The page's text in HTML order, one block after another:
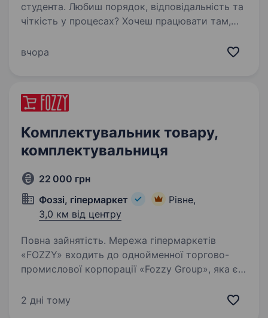
студента. Любиш порядок, відповідальність та
чіткість у процесах? Хочеш працювати там,
Ми пропонуємо: стабільну роботу в компанії
вчора
Комплектувальник товару,
комплектувальниця
22 000 грн
Фоззі, гіпермаркет
Рівне,
3,0 км від центру
Повна зайнятість. Мережа гіпермаркетів
«FOZZY» входить до однойменної торгово-
промислової корпорації «Fozzy Group», яка є
розвиваються в Україні. Ми запрошуємо жінок
2 дні тому